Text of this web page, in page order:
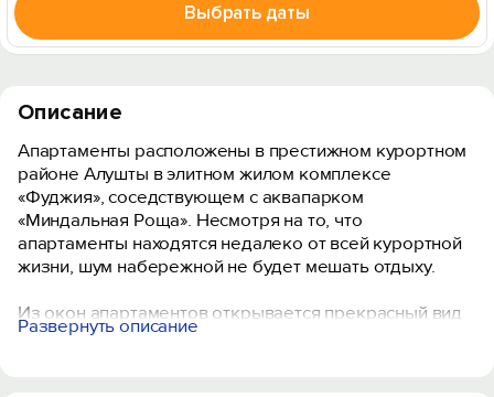
Выбрать даты
Описание
Апартаменты расположены в престижном курортном
районе Алушты в элитном жилом комплексе
«Фуджия», соседствующем с аквапарком
«Миндальная Роща». Несмотря на то, что
апартаменты находятся недалеко от всей курортной
жизни, шум набережной не будет мешать отдыху.
Из окон апартаментов открывается прекрасный вид
на море. Утром можно наслаждаться великолепными
Развернуть описание